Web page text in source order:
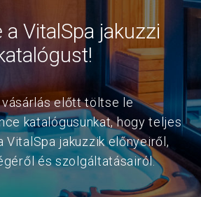
a VitalSpa jakuzzi
vásárlás előtt töltse le
katalógusunkat, hogy teljes
VitalSpa jakuzzik előnyeiről,
és szolgáltatásairól.